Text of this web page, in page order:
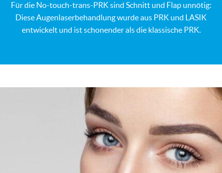
Für die No-touch-trans-PRK sind Schnitt und Flap unnötig:
Diese Augenlaserbehandlung wurde aus PRK und LASIK
entwickelt und ist schonender als die klassische PRK.